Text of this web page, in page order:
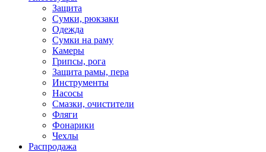
Защита
Сумки, рюкзаки
Одежда
Сумки на раму
Камеры
Грипсы, рога
Защита рамы, пера
Инструменты
Насосы
Смазки, очистители
Фляги
Фонарики
Чехлы
Распродажа